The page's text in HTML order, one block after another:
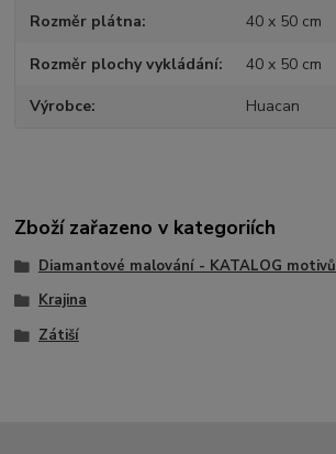
Rozměr plátna 40 x 50 cm
Rozměr plochy vykládání 40 x 50 cm
Výrobce Huacan
Zboží zařazeno v kategoriích
Diamantové malování - KATALOG motivů
Krajina
Zátiší